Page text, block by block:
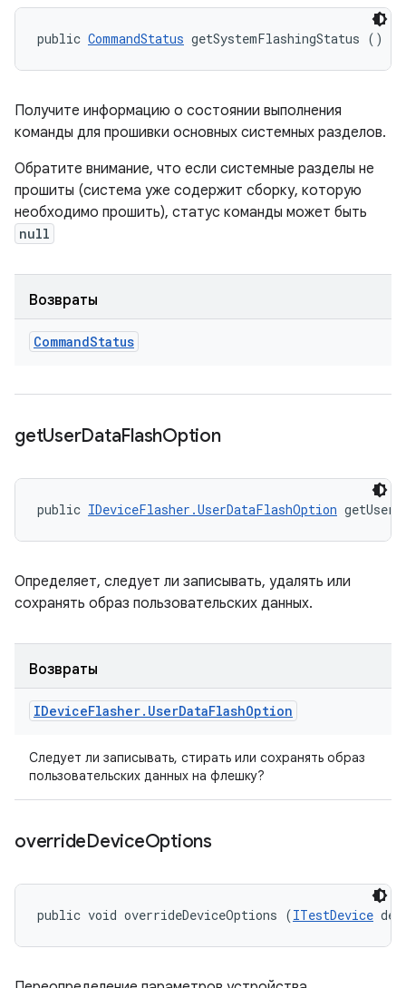
public CommandStatus getSystemFlashingStatus ()
Получите информацию о состоянии выполнения
команды для прошивки основных системных разделов.
Обратите внимание, что если системные разделы не
прошиты (система уже содержит сборку, которую
необходимо прошить), статус команды может быть
null
Возвраты
CommandStatus
getUserDataFlashOption
public IDeviceFlasher.UserDataFlashOption
Определяет, следует ли записывать, удалять или
сохранять образ пользовательских данных.
Возвраты
IDeviceFlasher. UserDataFlashOption
Следует ли записывать, стирать или сохранять образ
пользовательских данных на флешку?
overrideDeviceOptions
public void overrideDeviceOptions (ITestDevice